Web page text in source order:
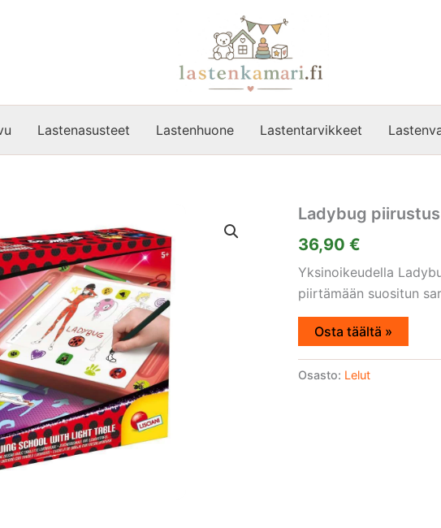
Lastenasusteet Lastenhuone Lastentarvikkeet
Ladybug
36,90 €
Yksinoikeudella
piirtämään suositun
Osta täältä »
Osasto: Lelut